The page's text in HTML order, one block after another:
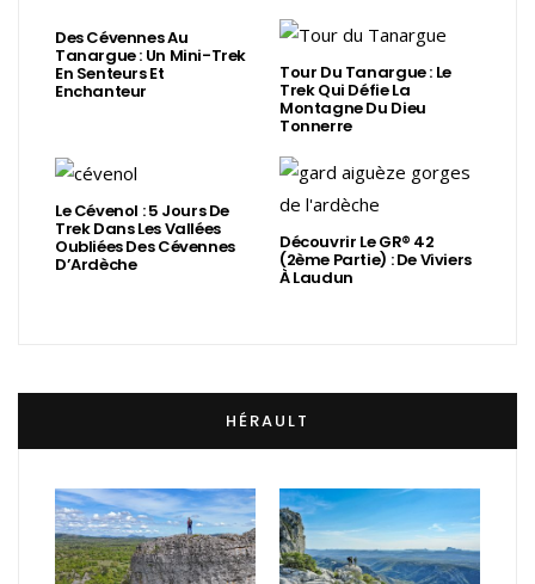
Des Cévennes Au
Tanargue : Un Mini-Trek
En Senteurs Et
Enchanteur
Tour Du Tanargue : Le
Trek Qui Défie La
Montagne Du Dieu
Tonnerre
Le Cévenol : 5 Jours De
Trek Dans Les Vallées
Oubliées Des Cévennes
D’Ardèche
Découvrir Le GR® 42
(2ème Partie) : De Viviers
À Laudun
HÉRAULT